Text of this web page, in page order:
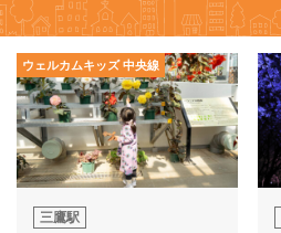
ショッピング
中央線カルチャー
特集
ウェルカムキッズ 中央線
三鷹駅